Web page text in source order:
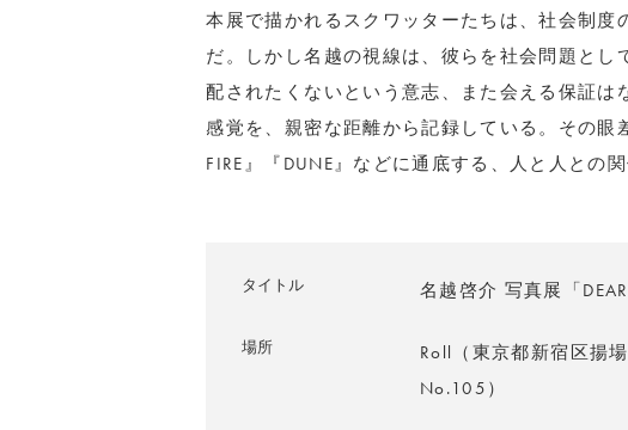
本展で描かれるスクワッターたちは、社会制度
だ。しかし名越の視線は、彼らを社会問題と
配されたくないという意志、また会える保証
感覚を、親密な距離から記録している。その眼
FIRE』『DUNE』などに通底する、人と人との
タイトル 名越啓介 写真展「DEAR
場所
Roll（東京都新宿区揚
No.105）